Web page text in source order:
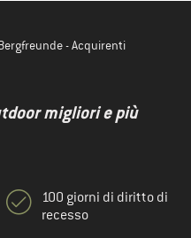
- Acquirenti
migliori e più
100 giorni di diritto di
recesso